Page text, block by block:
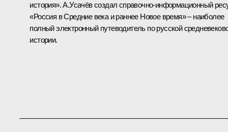
история». А.Усачёв создал справочно-информационный
«Россия в Средние века и раннее Новое время» – наиболее
полный электронный путеводитель по русской
истории.